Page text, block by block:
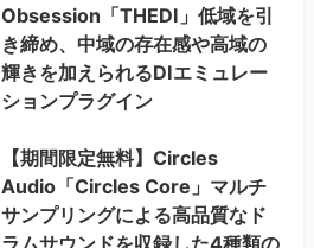
Obsession「THEDI」低域を引
き締め、中域の存在感や高域の
輝きを加えられるDIエミュレー
ションプラグイン
【期間限定無料】Circles
Audio「Circles Core」マルチ
サンプリングによる高品質なド
ラムサウンドを収録した4種類の